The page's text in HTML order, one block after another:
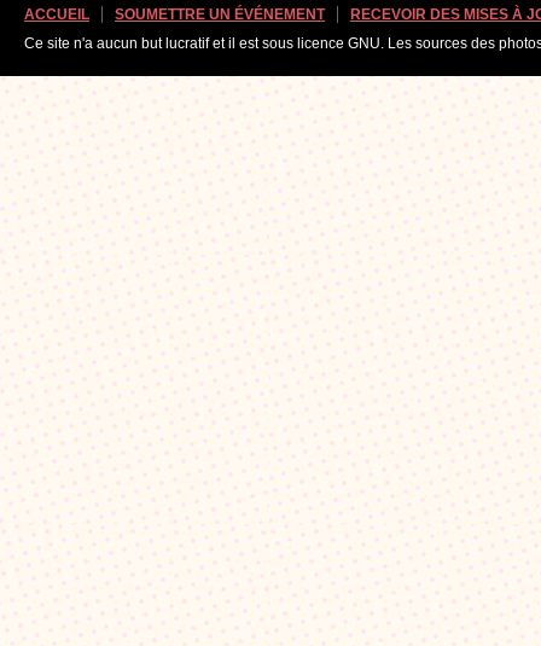
ACCUEIL SOUMETTRE UN ÉVÉNEMENT
RECEVOIR DES MISES À
Ce site n'a aucun but lucratif et il est sous licence GNU. Les sources des